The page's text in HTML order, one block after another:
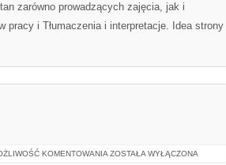
zarówno prowadzących zajęcia, jak i
i Tłumaczenia i interpretacje. Idea strony
KOMENTOWANIA LUKSUSOWE
ZOSTAŁA WYŁĄCZONA